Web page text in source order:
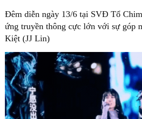
Đêm diễn ngày 13/6 tại SVĐ Tổ
ứng truyền thông cực lớn với sự góp
Kiệt (JJ Lin)